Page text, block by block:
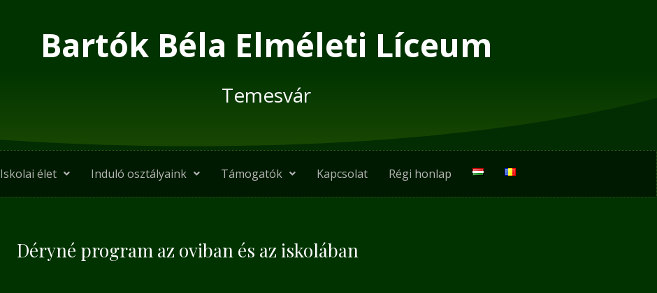
Bartók Béla Elméleti Líceum
Temesvár
Iskolai élet Induló osztályaink Támogatók Kapcsolat Régi honlap
Déryné program az oviban és az iskolában